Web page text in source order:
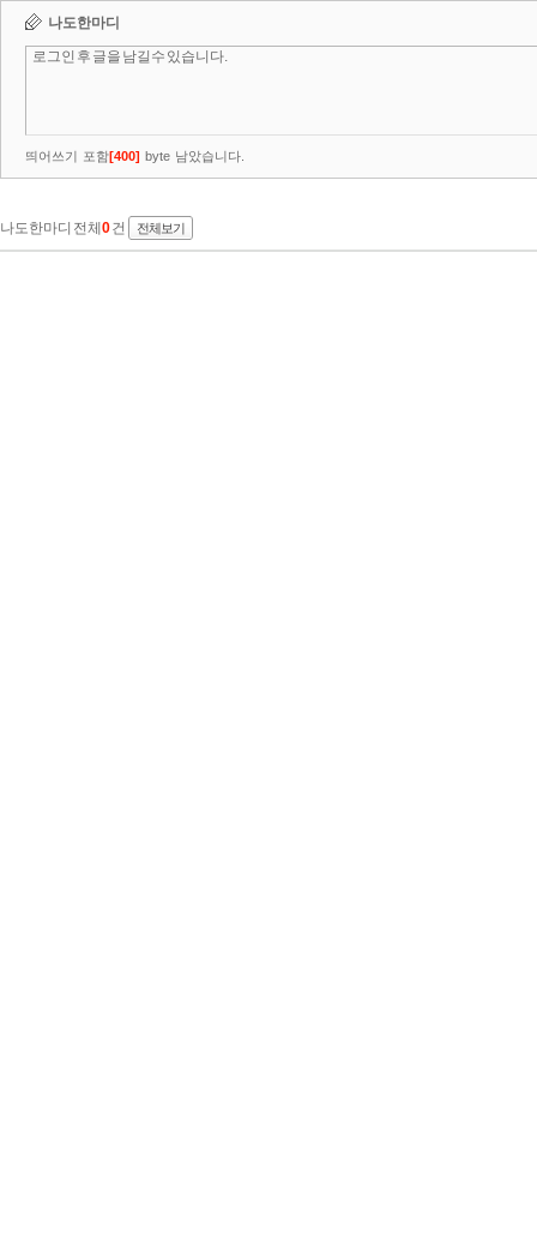
나도한마디
띄어쓰기 포함[400] byte 남았습니다.
나도한마디 전체 0건 전체보기